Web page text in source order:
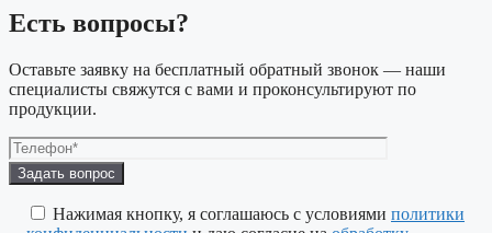
Есть вопросы?
Оставьте заявку на бесплатный обратный звонок — наши
специалисты свяжутся с вами и проконсультируют по
продукции.
Оставьте
это
поле
пустым.
Нажимая кнопку, я соглашаюсь с условиями политики